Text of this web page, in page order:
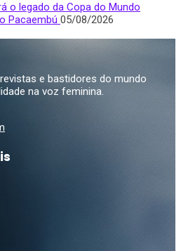
o legado da Copa do Mundo
Pacaembú 05/08/2026
e bastidores do mundo
na voz feminina.